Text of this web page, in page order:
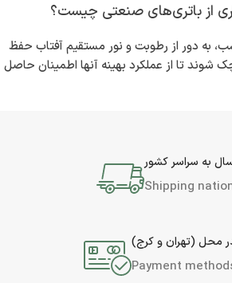
به دور از رطوبت و نور مستقیم آفتاب حفظ
تا از عملکرد بهینه آنها اطمینان حاصل
به سراسر کشور
Shipping
محل (تهران و کرج)
Payment